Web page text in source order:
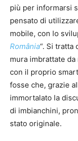
più per informarsi
pensato di
mobile, con lo
România“. Si tratta
mura imbrattate
con il proprio
fosse che, grazie
immortalato la
di imbianchini,
stato originale.